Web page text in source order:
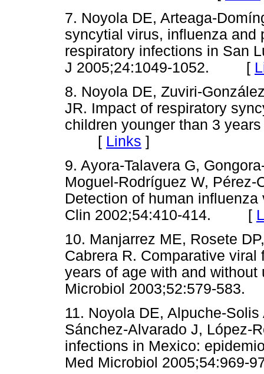
7. Noyola DE, Arteaga-
syncytial virus, influenza and
respiratory infections in San
J 2005;24:1049-1052. [
8. Noyola DE, Zuviri-
JR. Impact of respiratory
children younger than 3
[ Links ]
9. Ayora-Talavera G,
Moguel-Rodríguez W, Pérez-
Detection of human
Clin 2002;54:410-414. [
10. Manjarrez ME, Rosete
Cabrera R. Comparative
years of age with and
Microbiol 2003;52:579-
11. Noyola DE, Alpuche-
Sánchez-Alvarado J, López-
infections in Mexico:
Med Microbiol